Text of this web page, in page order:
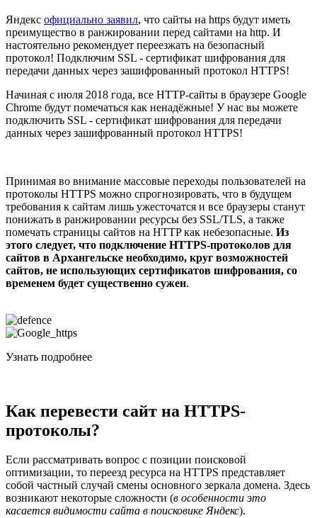
Яндекс официально заявил, что сайты на https будут иметь
преимущество в ранжировании перед сайтами на http. И
настоятельно рекомендует переезжать на безопасный
протокол! Подключим SSL - сертификат шифрования для
передачи данных через зашифрованный протокол HTTPS!
Начиная с июля 2018 года, все HTTP-сайты в браузере Google
Chrome будут помечаться как ненадёжные! У нас вы можете
подключить SSL - сертификат шифрования для передачи
данных через зашифрованный протокол HTTPS!
Принимая во внимание массовые переходы пользователей на
протоколы HTTPS можно спрогнозировать, что в будущем
требования к сайтам лишь ужесточатся и все браузеры станут
понижать в ранжировании ресурсы без SSL/TLS, а также
помечать страницы сайтов на HTTP как небезопасные. Из
этого следует, что подключение HTTPS-протоколов для
сайтов в Архангельске необходимо, круг возможностей
сайтов, не использующих сертификатов шифрования, со
временем будет существенно сужен.
Узнать подробнее
Как перевести сайт на HTTPS-
протоколы?
Если рассматривать вопрос с позиции поисковой
оптимизации, то переезд ресурса на HTTPS представляет
собой частный случай смены основного зеркала домена. Здесь
возникают некоторые сложности (в особенности это
касается видимости сайта в поисковике Яндекс).